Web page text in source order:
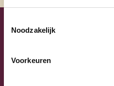
Noodzakelijk
Voorkeuren
Uw